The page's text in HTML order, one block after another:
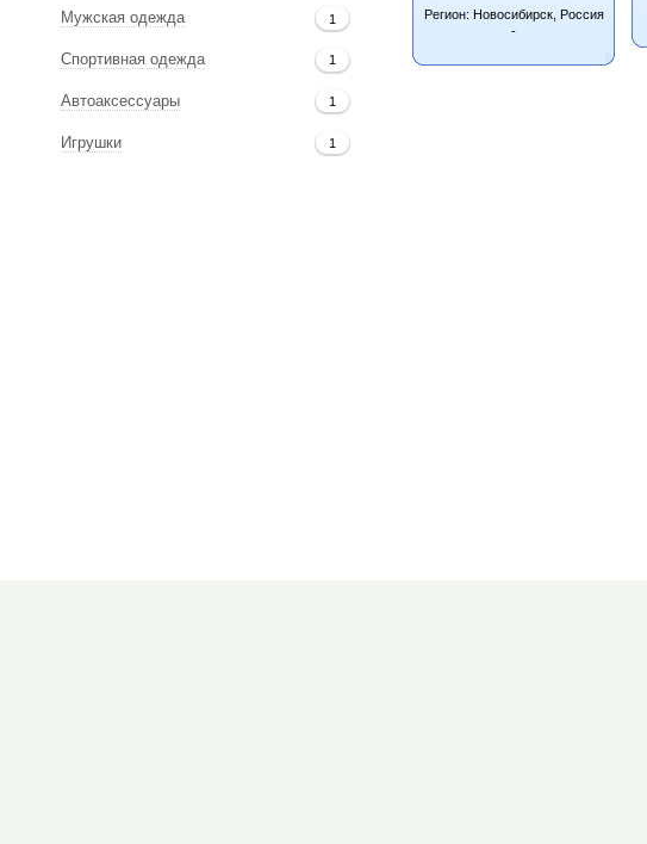
Мужская одежда 1
Спортивная одежда 1
Автоаксессуары 1
Игрушки 1
Регион: Новосибирск, Россия
-